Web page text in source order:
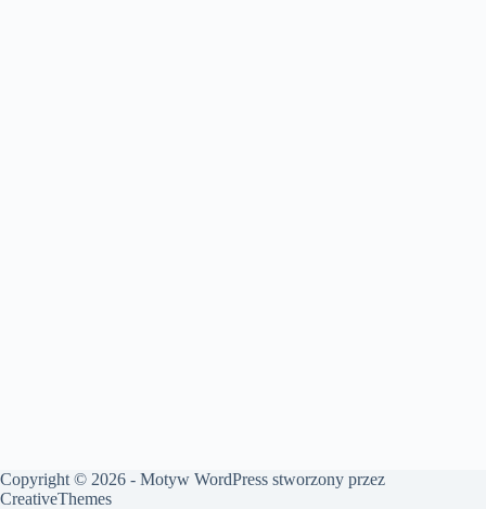
Copyright © 2026 - Motyw WordPress stworzony przez
CreativeThemes